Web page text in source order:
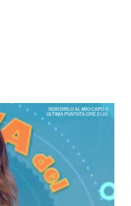
dal mondo